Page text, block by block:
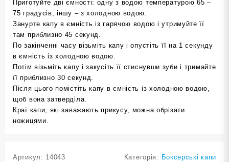
Приготуйте дві ємності: одну з водою температурою 65 –
75 градусів, іншу – з холодною водою.
Занурте капу в ємність із гарячою водою і утримуйте її
там приблизно 45 секунд.
По закінченні часу візьміть капу і опустіть її на 1 секунду
в ємність із холодною водою.
Потім візьміть капу і закусіть її стиснувши зуби і тримайте
її приблизно 30 секунд.
Після цього помістіть капу в ємність із холодною водою,
щоб вона затверділа.
Краї капи, які заважають прикусу, можна обрізати
ножицями.
Артикул: 14043 Категорія: Боксерські капи